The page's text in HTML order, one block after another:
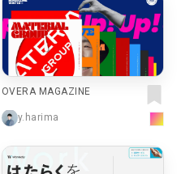
OVERA MAGAZINE
y.harima